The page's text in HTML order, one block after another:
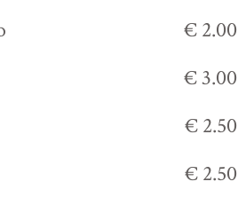
€ 2.00
€ 3.00
€ 2.50
€ 2.50